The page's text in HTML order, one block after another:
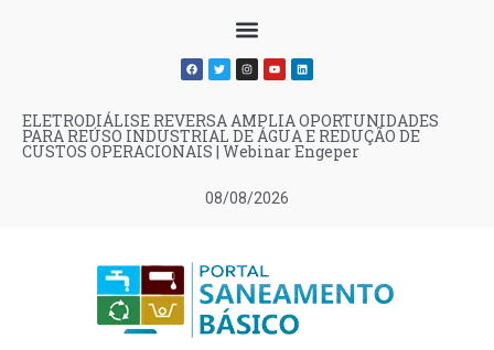
08/08/2026
ELETRODIÁLISE REVERSA AMPLIA OPORTUNIDADES
PARA REÚSO INDUSTRIAL DE ÁGUA E REDUÇÃO DE
CUSTOS OPERACIONAIS | Webinar Engeper